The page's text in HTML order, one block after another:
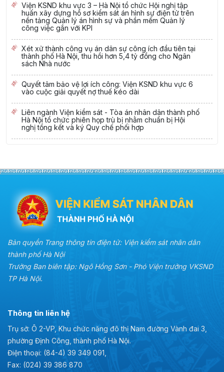
Viện KSND khu vực 3 – Hà Nội tổ chức Hội nghị tập
huấn xây dựng hồ sơ kiểm sát án hình sự điện tử trên
nền tảng Quản lý án hình sự và phần mềm Quản lý
công việc gắn với KPI
Xét xử thành công vụ án dân sự công ích đầu tiên tại
thành phố Hà Nội, thu hồi hơn 5,4 tỷ đồng cho Ngân
sách Nhà nước
Quyết tâm bảo vệ lợi ích công: Viện KSND khu vực 6
vào cuộc giải quyết nợ thuế kéo dài
Liên ngành Viện kiểm sát - Tòa án nhân dân thành phố
Hà Nội tổ chức phiên họp trù bị nhằm chuẩn bị Hội
nghị tổng kết và ký Quy chế phối hợp
Bản quyền Trang thông tin điện tử: Viện kiểm sát nhân dân
thành phố Hà Nội
Trưởng Ban biên tập: Ngô Hồng Sơn - Phó Viện trưởng VKSND
TP Hà Nội.
Thông tin liên hệ
Trụ sở: Ô 2-VP, Khu chức năng đô thị Nam đường Vành đai 3,
phường Định Công, thành phố Hà Nội.
Điện thoại: (84-4) 39 349 091,
Fax: (024) 39 386 870